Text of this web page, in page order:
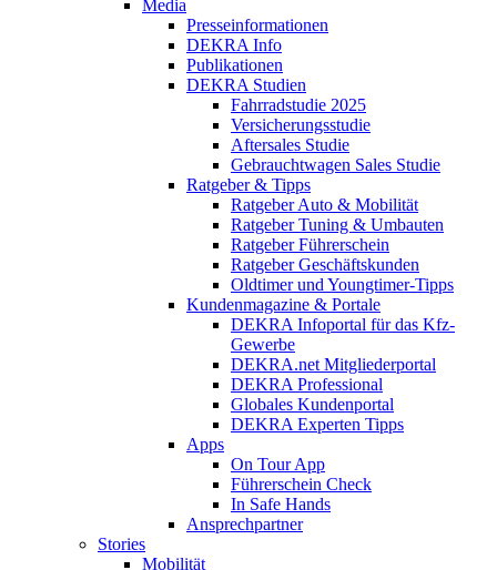
Media
Presseinformationen
DEKRA Info
Publikationen
DEKRA Studien
Fahrradstudie 2025
Versicherungsstudie
Aftersales Studie
Gebrauchtwagen Sales Studie
Ratgeber & Tipps
Ratgeber Auto & Mobilität
Ratgeber Tuning & Umbauten
Ratgeber Führerschein
Ratgeber Geschäftskunden
Oldtimer und Youngtimer-Tipps
Kundenmagazine & Portale
DEKRA Infoportal für das Kfz-
Gewerbe
DEKRA.net Mitgliederportal
DEKRA Professional
Globales Kundenportal
DEKRA Experten Tipps
Apps
On Tour App
Führerschein Check
In Safe Hands
Ansprechpartner
Stories
Mobilität